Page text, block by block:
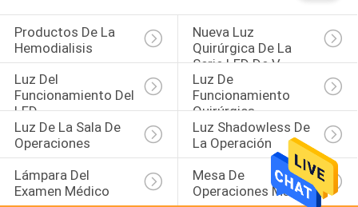
Incubadora infantil
19
Productos De La
Hemodialisis
Nueva Luz
Quirúrgica De La
Serie LED De V
Luz Del
Funcionamiento Del
LED
Luz De
Funcionamiento
Quirúrgica
Luz De La Sala De
Operaciones
Luz Shadowless De
La Operación
Lámpara Del
Examen Médico
Mesa De
Operaciones Manual